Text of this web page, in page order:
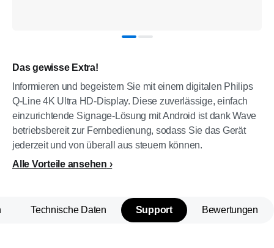
Das gewisse Extra!
Informieren und begeistern Sie mit einem digitalen Philips
Q-Line 4K Ultra HD-Display. Diese zuverlässige, einfach
einzurichtende Signage-Lösung mit Android ist dank Wave
betriebsbereit zur Fernbedienung, sodass Sie das Gerät
jederzeit und von überall aus steuern können.
Alle Vorteile ansehen
Technische Daten Support Bewertungen